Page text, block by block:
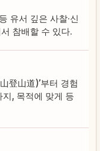
유서 깊은 사찰·신
참배할 수 있다.
登山道)’부터 경험
지, 목적에 맞게 등